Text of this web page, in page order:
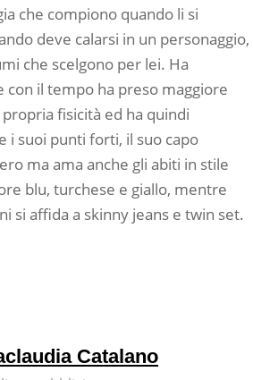
che compiono quando li si
deve calarsi in un personaggio,
che scelgono per lei. Ha
il tempo ha preso maggiore
fisicità ed ha quindi
i suoi punti forti, il suo capo
ma ama anche gli abiti in stile
blu, turchese e giallo, mentre
si affida a skinny jeans e twin set.
Catalano